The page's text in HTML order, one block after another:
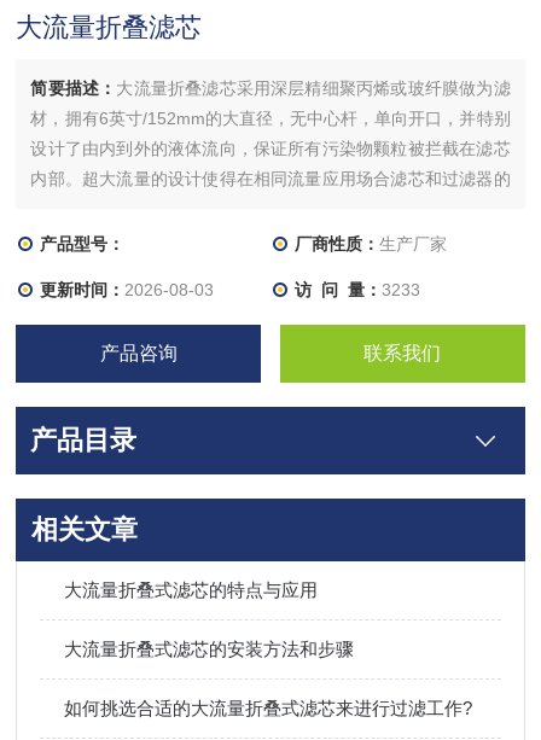
大流量折叠滤芯
简要描述： 大流量折叠滤芯采用深层精细聚丙烯或玻纤膜做为滤
材，拥有6英寸/152mm的大直径，无中心杆，单向开口，并特别
设计了由内到外的液体流向，保证所有污染物颗粒被拦截在滤芯
内部。超大流量的设计使得在相同流量应用场合滤芯和过滤器的
产品型号：
厂商性质： 生产厂家
更新时间： 2026-08-03 访 问 量： 3233
产品咨询 联系我们
产品目录
相关文章
大流量折叠式滤芯的特点与应用
大流量折叠式滤芯的安装方法和步骤
如何挑选合适的大流量折叠式滤芯来进行过滤工作?